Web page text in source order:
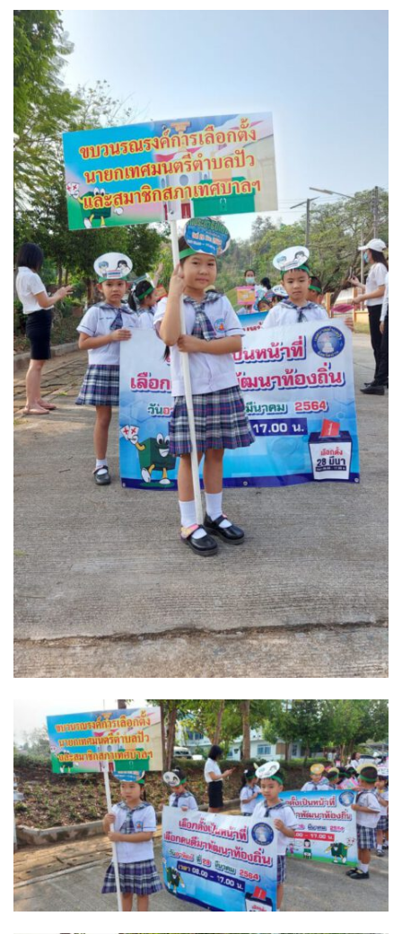
งบแสดงฐานะการเงิน เทศบาลตำบลปัว ประจำปีงบประมาณ 2561
ติดต่อหน่วยงาน
ที่พัก
Amante Baristro Hotel & Cafe’ @Pua
C View Home
Deply
Go Hight ‘O Village
HOMU Villa
Montha Residence
Shanti – Retreat
กรีนฮิลล์รีสอร์ท
ก๋างโต้งคอฟฟี่รีสอร์ท
ชมพูภูคารีสอร์ท
ต้นแหลงโฮมสเตย์
ตูบฮิมโต้งโฮมสเตย์
นครน่านอพาร์ทเม้น
นะลาวิวรีสอร์ท
นาต้นบัวโฮมสเตย์
น่านปัว รีสอร์ท
นาเหล่า เก๊าสลี โฮมสเตย์
นาไผ่ปัววิว
บวกบัววิวรีสอร์ท